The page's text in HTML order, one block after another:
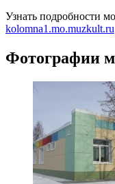
Узнать подробности
kolomna1.mo.muzkult.ru
Фотографии